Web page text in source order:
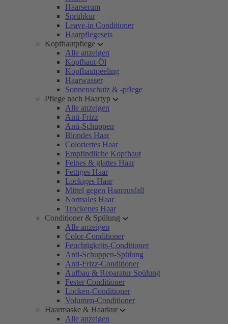
Haarserum
Sprühkur
Leave-in Conditioner
Haarpflegesets
Kopfhautpflege
Alle anzeigen
Kopfhaut-Öl
Kopfhautpeeling
Haarwasser
Sonnenschutz & -pflege
Pflege nach Haartyp
Alle anzeigen
Anti-Frizz
Anti-Schuppen
Blondes Haar
Coloriertes Haar
Empfindliche Kopfhaut
Feines & glattes Haar
Fettiges Haar
Lockiges Haar
Mittel gegen Haarausfall
Normales Haar
Trockenes Haar
Conditioner & Spülung
Alle anzeigen
Color-Conditioner
Feuchtigkeits-Conditioner
Anti-Schuppen-Spülung
Anti-Frizz-Conditioner
Aufbau & Reparatur Spülung
Fester Conditioner
Locken-Conditioner
Volumen-Conditioner
Haarmaske & Haarkur
Alle anzeigen